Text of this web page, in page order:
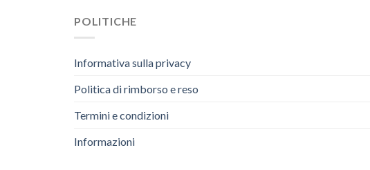
POLITICHE
Informativa sulla privacy
Politica di rimborso e reso
Termini e condizioni
Informazioni